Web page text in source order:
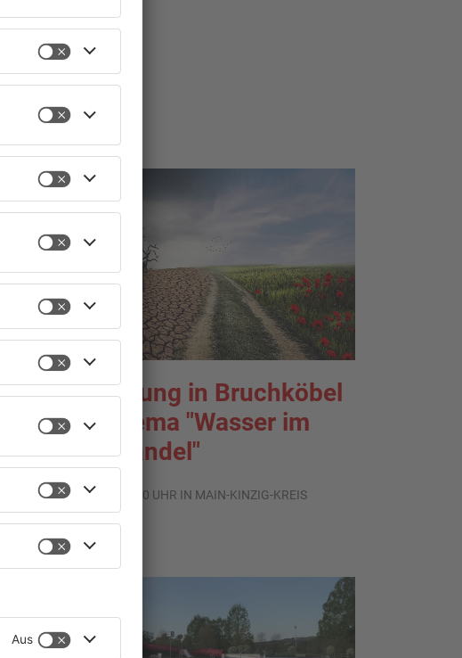
Ausstellung in Bruchköbel
zum Thema "Wasser im
Klimawandel"
07.08.2026, 05:00 UHR IN MAIN-KINZIG-KREIS